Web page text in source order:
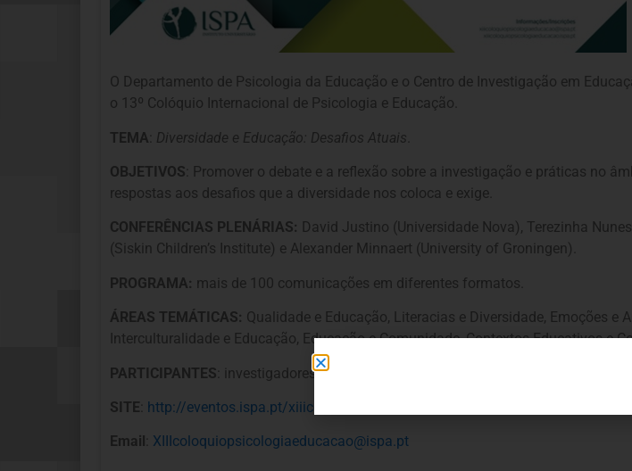
O Departamento de Psicologia da Educação e o Centro de Investigação em
o 13º Colóquio Internacional de Psicologia e Educação.
TEMA Diversidade e Educação: Desafios Atuais
OBJETIVOS : Promover o debate e a reflexão sobre a investigação e práticas no
respostas aos desafios que a diversidade nos coloca e exige.
CONFERÊNCIAS PLENÁRIAS: David Justino (Universidade Nova), Terezinha
(Siskin Children’s Institute) e Alexander Minnaert (University of Groningen).
PROGRAMA: mais de 100 comunicações em diferentes formatos.
ÁREAS TEMÁTICAS: Qualidade e Educação, Literacias e Diversidade, Emoções e
Interculturalidade e Educação, Educação e Comunidade, Contextos Educativos e
PARTICIPANTES : investigadores, psicólogos, professores, educadores de
SITE http://eventos.ispa.pt/xiiicoloquiopsicologiaeeducacao/
Email XIIIcoloquiopsicologiaeducacao@ispa.pt